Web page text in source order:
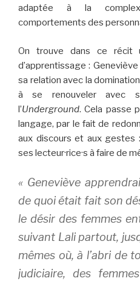
adaptée à la
comportements des
On trouve dans ce récit
d’apprentissage :
sa relation avec la
à se renouveler avec
l’Underground. Cela passe
langage, par le fait de
aux discours et aux gestes
ses lecteur·rice·s à faire de
« Geneviève
de quoi était fait son
le désir des femmes
suivant Lali partout,
mêmes où, à l’abri de
judiciaire, des